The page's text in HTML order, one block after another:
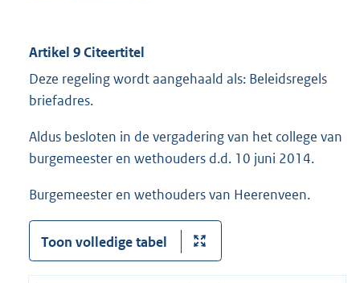
Artikel 9 Citeertitel
Deze regeling wordt aangehaald als: Beleidsregels
briefadres.
Aldus besloten in de vergadering van het college van
burgemeester en wethouders d.d. 10 juni 2014.
Burgemeester en wethouders van Heerenveen.
Toon volledige tabel